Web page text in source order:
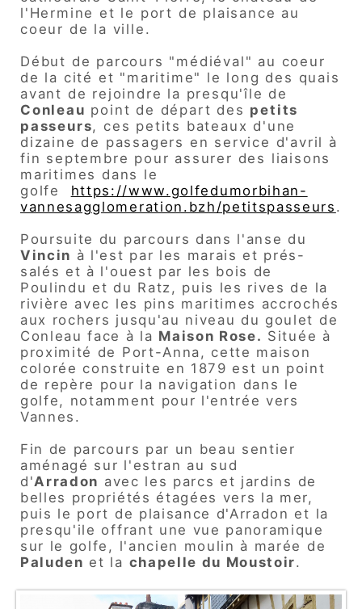
l'Hermine et le port de plaisance au
coeur de la ville.
Début de parcours "médiéval" au coeur
de la cité et "maritime" le long des quais
avant de rejoindre la presqu'île de
Conleau point de départ des petits
passeurs, ces petits bateaux d'une
dizaine de passagers en service d'avril à
fin septembre pour assurer des liaisons
maritimes dans le
golfe https://www.golfedumorbihan-
vannesagglomeration.bzh/petitspasseurs .
Poursuite du parcours dans l'anse du
Vincin à l'est par les marais et prés-
salés et à l'ouest par les bois de
Poulindu et du Ratz, puis les rives de la
rivière avec les pins maritimes accrochés
aux rochers jusqu'au niveau du goulet de
Conleau face à la Maison Rose. Située à
proximité de Port-Anna, cette maison
colorée construite en 1879 est un point
de repère pour la navigation dans le
golfe, notamment pour l'entrée vers
Vannes.
Fin de parcours par un beau sentier
aménagé sur l'estran au sud
d'Arradon avec les parcs et jardins de
belles propriétés étagées vers la mer,
puis le port de plaisance d'Arradon et la
presqu'ile offrant une vue panoramique
sur le golfe, l'ancien moulin à marée de
Paluden et la chapelle du Moustoir.